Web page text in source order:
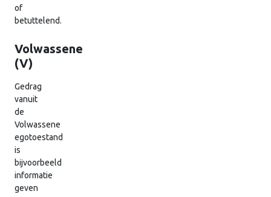
of
betuttelend.
Volwassene
(V)
Gedrag
vanuit
de
Volwassene
egotoestand
is
bijvoorbeeld
informatie
geven